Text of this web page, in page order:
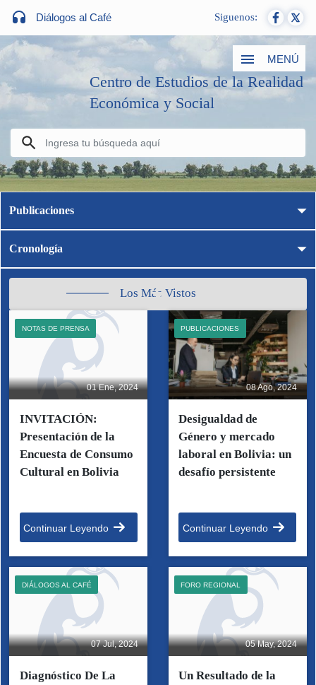
Diálogos al Café Siguenos:
MENÚ
Centro de Estudios de la Realidad
Económica y Social
Publicaciones
Cronología
Los Más Vistos
01 Ene, 2024
NOTAS DE PRENSA
INVITACIÓN:
Presentación de la
Encuesta de Consumo
Cultural en Bolivia
Continuar Leyendo
08 Ago, 2024
PUBLICACIONES
Desigualdad de
Género y mercado
laboral en Bolivia: un
desafío persistente
Continuar Leyendo
07 Jul, 2024
DIÁLOGOS AL CAFÉ
Diagnóstico De La
05 May, 2024
FORO REGIONAL
Un Resultado de la